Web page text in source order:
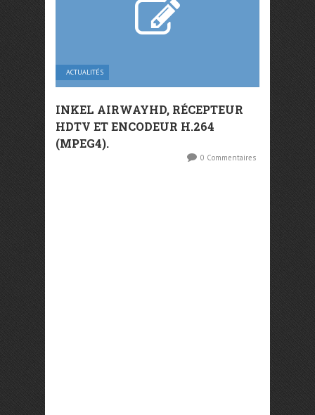
ACTUALITÉS
INKEL AIRWAYHD, RÉCEPTEUR
HDTV ET ENCODEUR H.264
(MPEG4).
0 Commentaires